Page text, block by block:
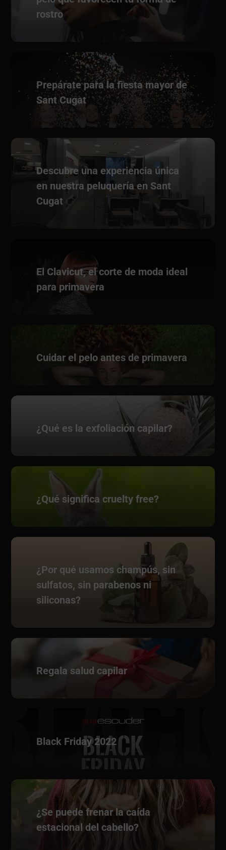
rostro
Prepárate para la fiesta mayor de
Sant Cugat
Descubre una experiencia única
en nuestra peluquería en Sant
Cugat
El Clavicut, el corte de moda ideal
para primavera
Cuidar el pelo antes de primavera
¿Qué es la exfoliación capilar?
¿Qué significa cruelty free?
¿Por qué usamos champús, sin
sulfatos, sin parabenos ni
siliconas?
Regala salud capilar
Black Friday 2022
¿Se puede frenar la caída
estacional del cabello?